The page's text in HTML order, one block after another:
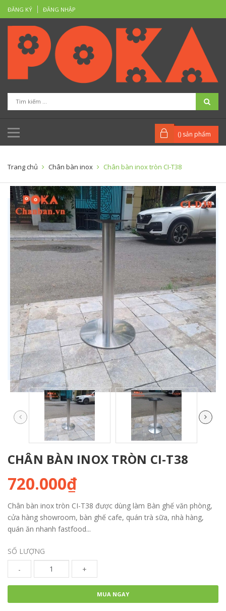
ĐĂNG KÝ ĐĂNG NHẬP
() sản phẩm
Trang chủ Chân bàn inox Chân bàn inox tròn CI-T38
CHÂN BÀN INOX TRÒN CI-T38
720.000₫
Chân bàn inox tròn CI-T38 được dùng làm Bàn ghế văn phòng,
cửa hàng showroom, bàn ghế cafe, quán trà sữa, nhà hàng,
quán ăn nhanh fastfood...
SỐ LƯỢNG
-
+
MUA NGAY